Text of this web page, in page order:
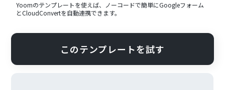
Yoomのテンプレートを使えば、ノーコードで簡単にGoogleフォーム
とCloudConvertを自動連携できます。
このテンプレートを試す